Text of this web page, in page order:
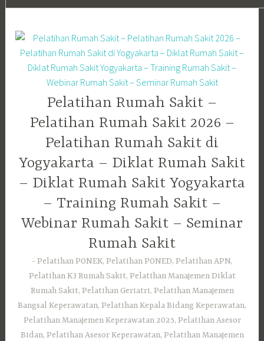
Pelatihan Rumah Sakit –
Pelatihan Rumah Sakit 2026 –
Pelatihan Rumah Sakit di
Yogyakarta – Diklat Rumah Sakit
– Diklat Rumah Sakit Yogyakarta
– Training Rumah Sakit –
Webinar Rumah Sakit – Seminar
Rumah Sakit
Pelatihan PONEK, Pelatihan PONED, Pelatihan APN,
Pelatihan K3 Rumah Sakit, Pelatihan Manajemen Diklat
Rumah Sakit, Pelatihan Geriatri, Pelatihan Manajemen
Bangsal Keperawatan, Pelatihan Kepala Bidang Keperawatan,
Pelatihan Manajemen Keperawatan 2025, Pelatihan Asesor
Bidan, Pelatihan Asesor Keperawatan, Pelatihan Manajemen